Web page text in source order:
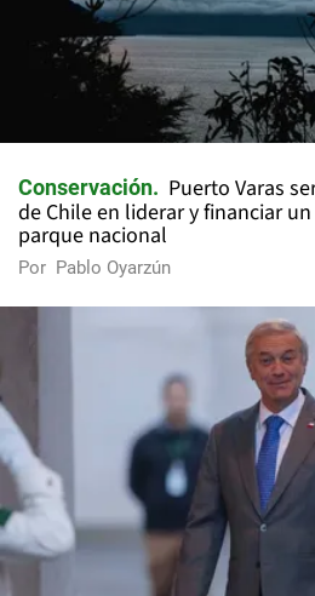
Conservación
Puerto Varas
de Chile en liderar y financiar
parque nacional
Por Pablo Oyarzún